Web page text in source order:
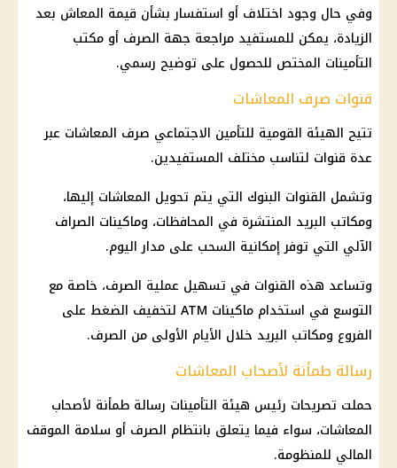
وفي حال وجود اختلاف أو استفسار بشأن قيمة المعاش بعد
الزيادة، يمكن للمستفيد مراجعة جهة الصرف أو مكتب
التأمينات المختص للحصول على توضيح رسمي.
قنوات صرف المعاشات
تتيح الهيئة القومية للتأمين الاجتماعي صرف المعاشات عبر
عدة قنوات لتناسب مختلف المستفيدين.
وتشمل القنوات البنوك التي يتم تحويل المعاشات إليها،
ومكاتب البريد المنتشرة في المحافظات، وماكينات الصراف
الآلي التي توفر إمكانية السحب على مدار اليوم.
وتساعد هذه القنوات في تسهيل عملية الصرف، خاصة مع
التوسع في استخدام ماكينات ATM لتخفيف الضغط على
الفروع ومكاتب البريد خلال الأيام الأولى من الصرف.
رسالة طمأنة لأصحاب المعاشات
حملت تصريحات رئيس هيئة التأمينات رسالة طمأنة لأصحاب
المعاشات، سواء فيما يتعلق بانتظام الصرف أو سلامة الموقف
المالي للمنظومة.